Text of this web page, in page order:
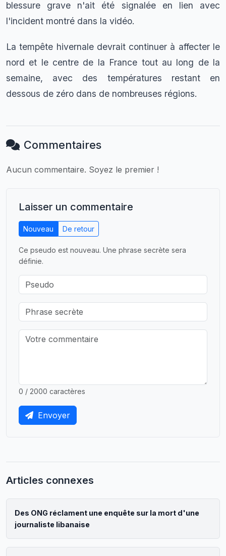
blessure grave n'ait été signalée en lien avec
l'incident montré dans la vidéo.
La tempête hivernale devrait continuer à affecter le
nord et le centre de la France tout au long de la
semaine, avec des températures restant en
dessous de zéro dans de nombreuses régions.
Commentaires
Aucun commentaire. Soyez le premier !
Laisser un commentaire
Nouveau De retour
Ce pseudo est nouveau. Une phrase secrète sera
définie.
0 / 2000 caractères
Envoyer
Articles connexes
Des ONG réclament une enquête sur la mort d'une
journaliste libanaise